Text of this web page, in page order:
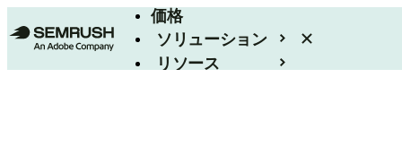
価格
ソリューション
リソース